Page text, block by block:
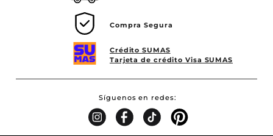
Compra Segura
Crédito SUMAS
Tarjeta de crédito Visa SUMAS
Síguenos en redes